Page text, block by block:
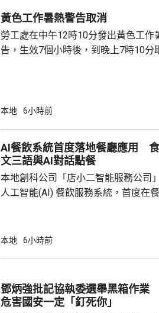
黃色工作暑熱警告取消
勞工處在中午12時10分發出黃色工作
告，生效7個小時後，到晚上7時10分
本地 6小時前
AI餐飲系統首度落地餐廳應用
文三語與AI對話點餐
本地創科公司「店小二智能服務公司
人工智能(AI) 餐飲服務系統，首度在
話或英文對話，食客根據AI指示點餐，
地旅客體驗後表示，以往點餐前會在
招牌菜式，較為耗時，而AI能因應需
本地 6小時前
鄧炳強批記協執委選舉黑箱作業
危害國安一定「釘死你」